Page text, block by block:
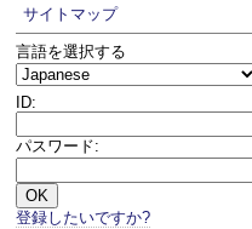
サイトマップ
言語を選択する
ID:
パスワード:
登録したいですか?